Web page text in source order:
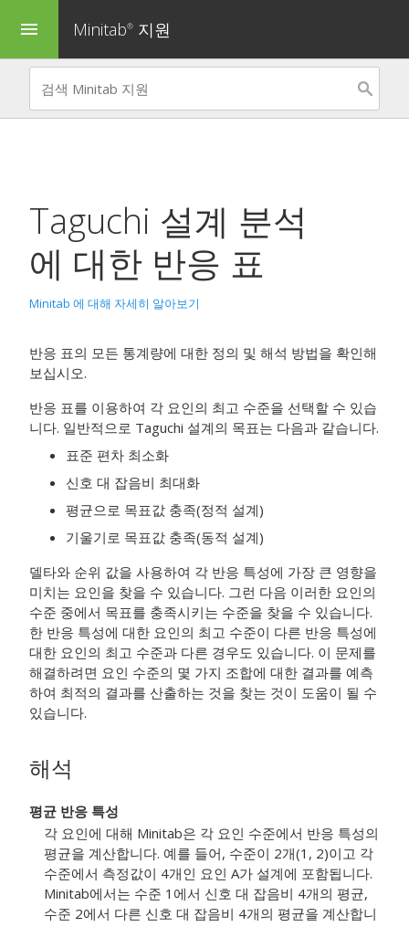
menu Minitab® 지원
Taguchi 설계 분석
에 대한 반응 표
Minitab 에 대해 자세히 알아보기
반응 표의 모든 통계량에 대한 정의 및 해석 방법을 확인해
보십시오.
반응 표를 이용하여 각 요인의 최고 수준을 선택할 수 있습
니다. 일반적으로 Taguchi 설계의 목표는 다음과 같습니다.
표준 편차 최소화
신호 대 잡음비 최대화
평균으로 목표값 충족(정적 설계)
기울기로 목표값 충족(동적 설계)
델타와 순위 값을 사용하여 각 반응 특성에 가장 큰 영향을
미치는 요인을 찾을 수 있습니다. 그런 다음 이러한 요인의
수준 중에서 목표를 충족시키는 수준을 찾을 수 있습니다.
한 반응 특성에 대한 요인의 최고 수준이 다른 반응 특성에
대한 요인의 최고 수준과 다른 경우도 있습니다. 이 문제를
해결하려면 요인 수준의 몇 가지 조합에 대한 결과를 예측
하여 최적의 결과를 산출하는 것을 찾는 것이 도움이 될 수
있습니다.
해석
평균 반응 특성
각 요인에 대해 Minitab은 각 요인 수준에서 반응 특성의
평균을 계산합니다. 예를 들어, 수준이 2개(1, 2)이고 각
수준에서 측정값이 4개인 요인 A가 설계에 포함됩니다.
Minitab에서는 수준 1에서 신호 대 잡음비 4개의 평균,
수준 2에서 다른 신호 대 잡음비 4개의 평균을 계산합니